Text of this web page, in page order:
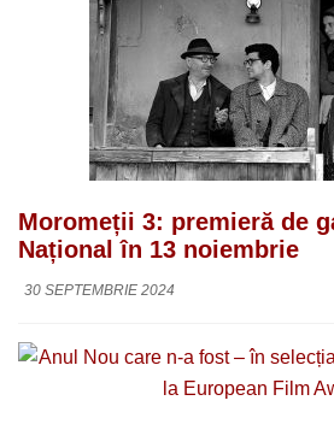
Moromeții 3: premieră de
Național în 13 noiembrie
30 SEPTEMBRIE 2024